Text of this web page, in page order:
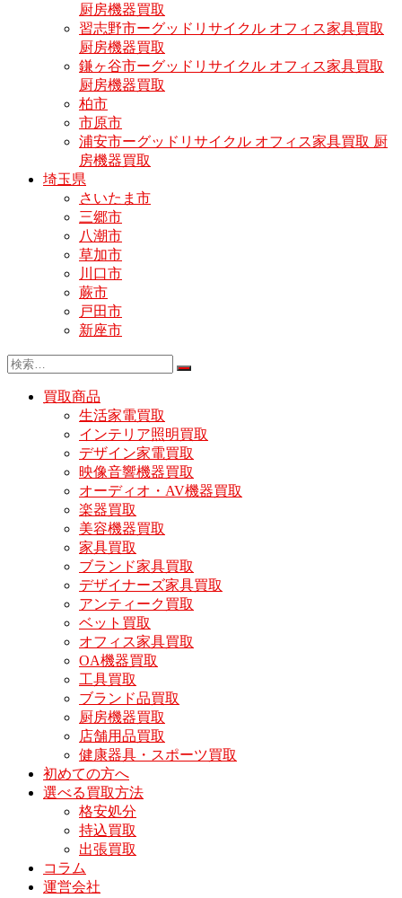
厨房機器買取
習志野市ーグッドリサイクル オフィス家具買取
厨房機器買取
鎌ヶ谷市ーグッドリサイクル オフィス家具買取
厨房機器買取
柏市
市原市
浦安市ーグッドリサイクル オフィス家具買取 厨
房機器買取
埼玉県
さいたま市
三郷市
八潮市
草加市
川口市
蕨市
戸田市
新座市
買取商品
生活家電買取
インテリア照明買取
デザイン家電買取
映像音響機器買取
オーディオ・AV機器買取
楽器買取
美容機器買取
家具買取
ブランド家具買取
デザイナーズ家具買取
アンティーク買取
ベット買取
オフィス家具買取
OA機器買取
工具買取
ブランド品買取
厨房機器買取
店舗用品買取
健康器具・スポーツ買取
初めての方へ
選べる買取方法
格安処分
持込買取
出張買取
コラム
運営会社